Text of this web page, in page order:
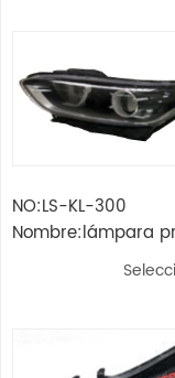
NO:LS-KL-300
Nombre:lámpara